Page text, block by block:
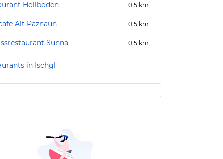
Höllboden 0,5 km
Alt Paznaun 0,5 km
Sunna 0,5 km
in Ischgl